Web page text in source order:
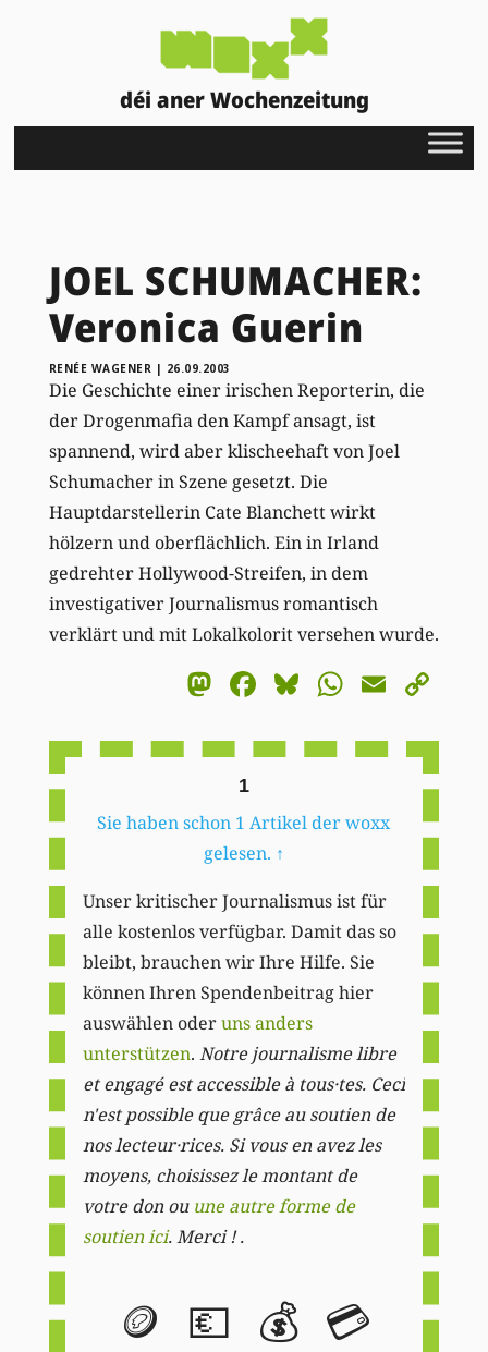
déi aner Wochenzeitung
JOEL SCHUMACHER:
Veronica Guerin
RENÉE WAGENER | 26.09.2003
Die Geschichte einer irischen Reporterin, die
der Drogenmafia den Kampf ansagt, ist
spannend, wird aber klischeehaft von Joel
Schumacher in Szene gesetzt. Die
Hauptdarstellerin Cate Blanchett wirkt
hölzern und oberflächlich. Ein in Irland
gedrehter Hollywood-Streifen, in dem
investigativer Journalismus romantisch
verklärt und mit Lokalkolorit versehen wurde.
Mastodon
Facebook
BlueskyEmail
1
Sie haben schon 1 Artikel der woxx
gelesen. ↑
Unser kritischer Journalismus ist für
alle kostenlos verfügbar. Damit das so
bleibt, brauchen wir Ihre Hilfe. Sie
können Ihren Spendenbeitrag hier
auswählen oderuns anders
unterstützen. Notre journalisme libre
et engagé est accessible à tous·tes. Ceci
n'est possible que grâce au soutien de
nos lecteur·rices. Si vous en avez les
moyens, choisissez le montant de
votre don ou une autre forme de
soutien ici. Merci ! .
🪙 💶 💰 💳